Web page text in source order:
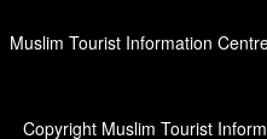
Muslim Tourist Information
Copyright Muslim Tourist